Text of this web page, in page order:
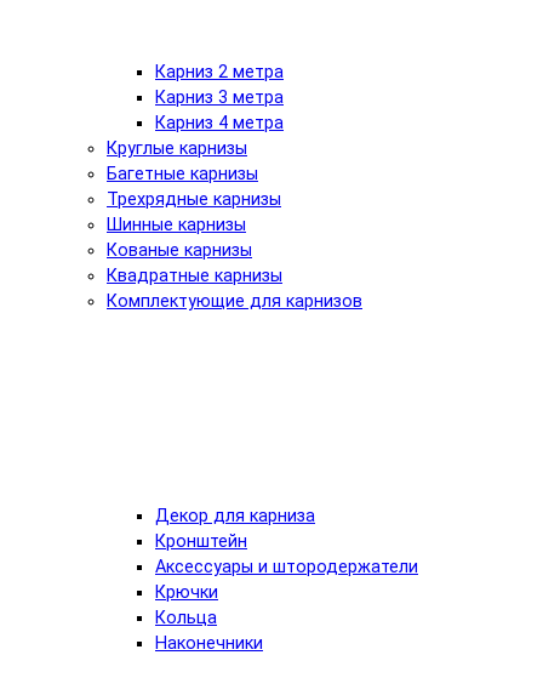
Карниз 2 метра
Карниз 3 метра
Карниз 4 метра
Круглые карнизы
Багетные карнизы
Трехрядные карнизы
Шинные карнизы
Кованые карнизы
Квадратные карнизы
Комплектующие для карнизов
Декор для карниза
Кронштейн
Аксессуары и штородержатели
Крючки
Кольца
Наконечники